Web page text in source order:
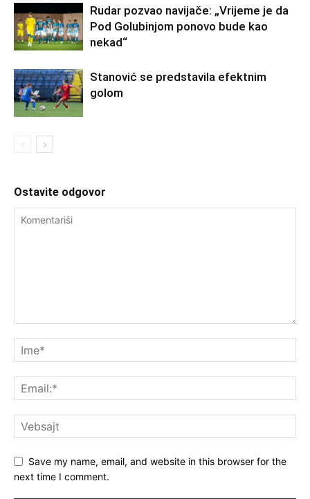
Rudar pozvao navijače: „Vrijeme je da
Pod Golubinjom ponovo bude kao
nekad“
Stanović se predstavila efektnim
golom
Ostavite odgovor
Save my name, email, and website in this browser for the
next time I comment.